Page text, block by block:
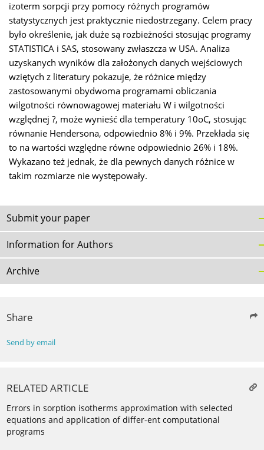
izoterm sorpcji przy pomocy różnych programów
statystycznych jest praktycznie niedostrzegany. Celem pracy
było określenie, jak duże są rozbieżności stosując programy
STATISTICA i SAS, stosowany zwłaszcza w USA. Analiza
uzyskanych wyników dla założonych danych wejściowych
wziętych z literatury pokazuje, że różnice między
zastosowanymi obydwoma programami obliczania
wilgotności równowagowej materiału W i wilgotności
względnej ?, może wynieść dla temperatury 10oC, stosując
równanie Hendersona, odpowiednio 8% i 9%. Przekłada się
to na wartości względne równe odpowiednio 26% i 18%.
Wykazano też jednak, że dla pewnych danych różnice w
takim rozmiarze nie występowały.
Submit your paper
Information for Authors
Archive
Share
Send by email
RELATED ARTICLE
Errors in sorption isotherms approximation with selected
equations and application of differ-ent computational
programs